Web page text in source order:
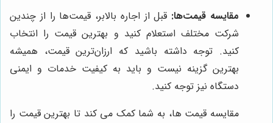
مقایسه قیمت‌ها: قبل از اجاره بالابر، قیمت‌ها را از چندین
شرکت مختلف استعلام کنید و بهترین قیمت را انتخاب
کنید. توجه داشته باشید که ارزان‌ترین قیمت، همیشه
بهترین گزینه نیست و باید به کیفیت خدمات و ایمنی
دستگاه نیز توجه کنید.
مقایسه قیمت ها، به شما کمک می کند تا بهترین قیمت را